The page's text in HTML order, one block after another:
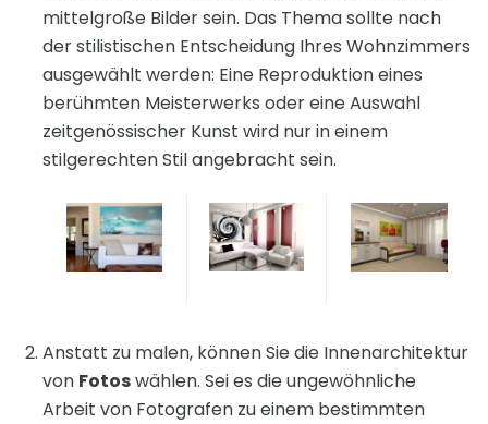
mittelgroße Bilder sein. Das Thema sollte nach
der stilistischen Entscheidung Ihres Wohnzimmers
ausgewählt werden: Eine Reproduktion eines
berühmten Meisterwerks oder eine Auswahl
zeitgenössischer Kunst wird nur in einem
stilgerechten Stil angebracht sein.
Anstatt zu malen, können Sie die Innenarchitektur
von Fotoswählen. Sei es die ungewöhnliche
Arbeit von Fotografen zu einem bestimmten